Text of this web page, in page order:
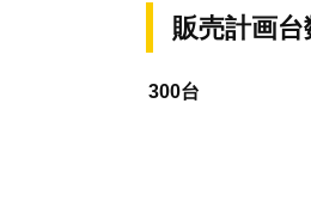
販売計画台
300台